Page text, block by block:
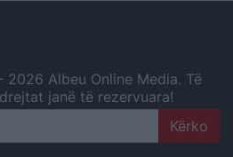
2026 Albeu Online Media. Të
janë të rezervuara!